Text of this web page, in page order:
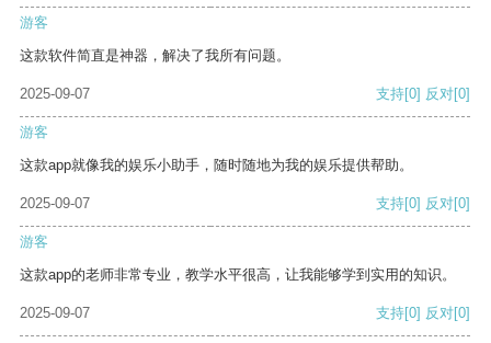
游客
这款软件简直是神器，解决了我所有问题。
2025-09-07 支持[0] 反对[0]
游客
这款app就像我的娱乐小助手，随时随地为我的娱乐提供帮助。
2025-09-07 支持[0] 反对[0]
游客
这款app的老师非常专业，教学水平很高，让我能够学到实用的知识。
2025-09-07 支持[0] 反对[0]